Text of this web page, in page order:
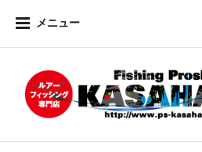
メニュー